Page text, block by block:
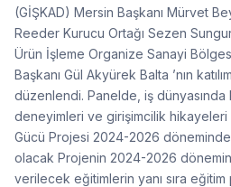
(GİŞKAD) Mersin Başkanı Mürvet
Reeder Kurucu Ortağı Sezen
Ürün İşleme Organize Sanayi
Başkanı Gül Akyürek Balta ’nın
düzenlendi. Panelde, iş dünyasında
deneyimleri ve girişimcilik hikayeleri
Gücü Projesi 2024-2026
olacak Projenin 2024-2026
verilecek eğitimlerin yanı sıra